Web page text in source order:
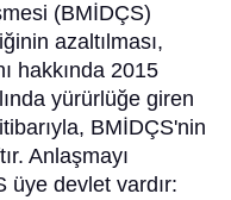
(BMİDÇS)
azaltılması,
hakkında 2015
yürürlüğe giren
BMİDÇS'nin
Anlaşmayı
üye devlet vardır: